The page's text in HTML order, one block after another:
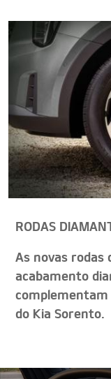
RODAS
As novas rodas
acabamento
complementam
do Kia Sorento.